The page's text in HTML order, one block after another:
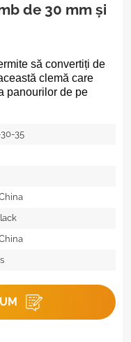
de 30 mm și
să convertiți de
clemă care
panourilor de pe
35